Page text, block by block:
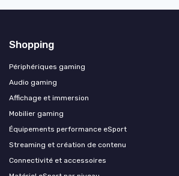
Shopping
Périphériques gaming
Audio gaming
Affichage et immersion
Mobilier gaming
Équipements performance eSport
Streaming et création de contenu
Connectivité et accessoires